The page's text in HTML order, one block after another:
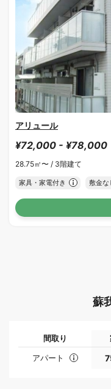
アリュール
¥72,000 - ¥78,000
28.75㎡〜 / 3階建て
家具・家電付き 敷金な
蘇
間取り
アパート